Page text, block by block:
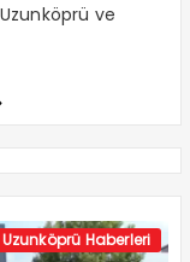
ve
Uzunköprü Haberleri